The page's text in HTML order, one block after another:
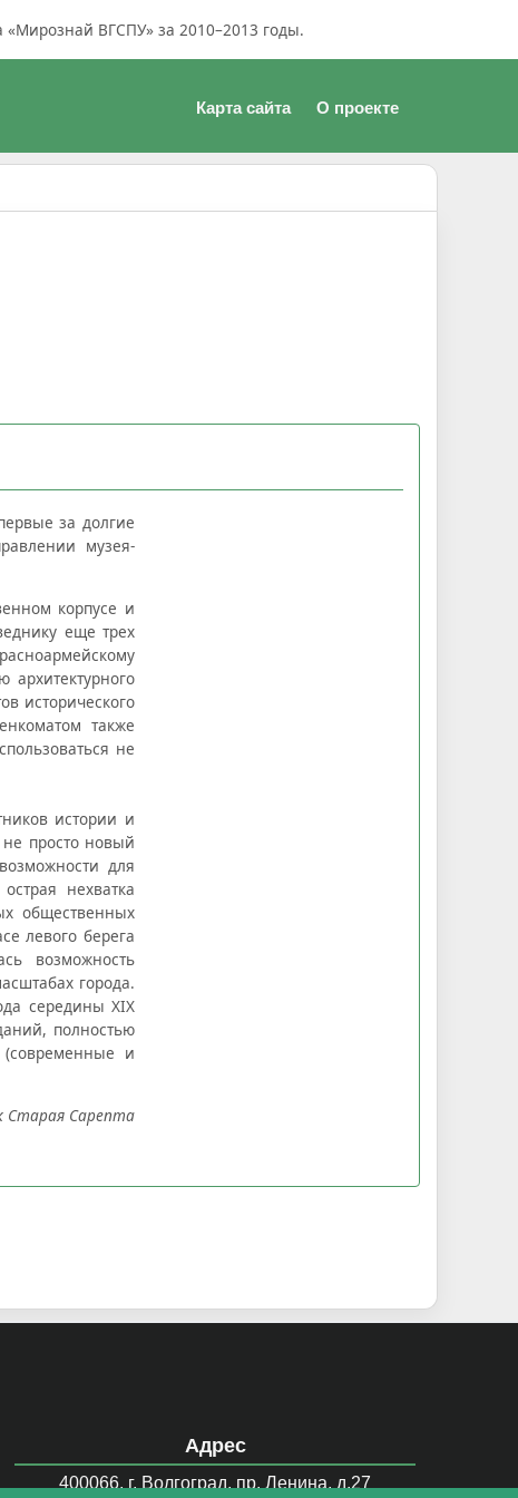
«Мирознай ВГСПУ» за 2010–2013 годы.
Карта сайта О проекте
за долгие
музея-
корпусе и
еще трех
исторического
также
не
истории и
просто новый
для
нехватка
общественных
левого берега
возможность
города.
середины XIX
полностью
(современные и
Старая Сарепта
Адрес
400066, г. Волгоград, пр. Ленина, д.27